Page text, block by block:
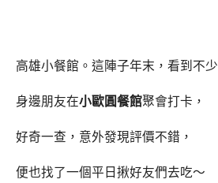
高雄小餐館。這陣子年末，看到不少
身邊朋友在小歐圓餐館聚會打卡，
好奇一查，意外發現評價不錯，
便也找了一個平日揪好友們去吃～